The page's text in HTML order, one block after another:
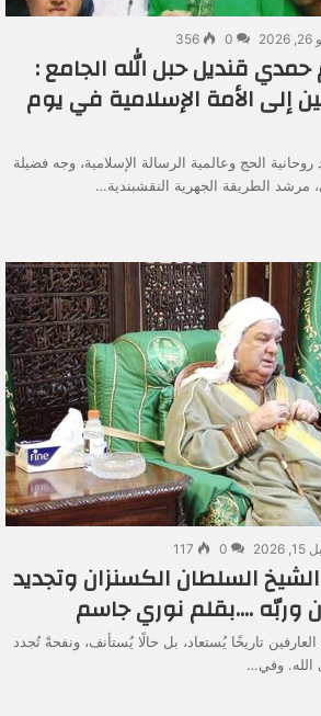
0
356
قنديل حبل الله الجامع :
إلى الأمة الإسلامية في يوم
الحج وعالمية الرسالة الإسلامية، وجه فضيلة
مرشد الطريقة الجهرية النقشبندية…
2026
0
117
السلطان الكسنزان وتجديد
وربّه ….بقلم نوري جاسم
تاريخًا يُستعاد، بل حالًا يُستأنف، ونفحةً تُجدد
الله. وفي…